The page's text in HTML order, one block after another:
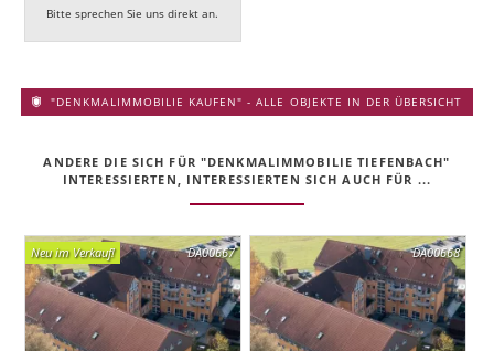
Bitte sprechen Sie uns direkt an.
"DENKMALIMMOBILIE KAUFEN" - ALLE OBJEKTE IN DER ÜBERSICHT
ANDERE DIE SICH FÜR "DENKMALIMMOBILIE TIEFENBACH"
INTERESSIERTEN, INTERESSIERTEN SICH AUCH FÜR ...
DA00667
Neu im Verkauf! DA00668